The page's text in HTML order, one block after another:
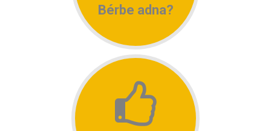
Bérbe adna?